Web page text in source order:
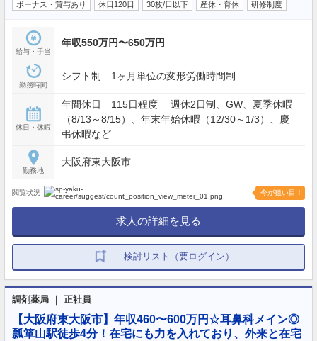
ボーナス・賞与あり
休日120日 30枚/日以下 産休・育休 研修制度
給与・手当
年収550万円〜650万円
勤務時間
シフト制 1ヶ月単位の変形労働時間制
休日・休暇
年間休日 115日程度 週休2日制、GW、夏季休暇
（8/13～8/15）、年末年始休暇（12/30～1/3）、慶
弔休暇など
勤務地
大阪府東大阪市
閲覧状況 今が狙い目！
求人の詳細を見る
検討リスト（要ログイン）
調剤薬局 ｜ 正社員
【大阪府東大阪市】年収460〜600万円☆耳鼻科メイン◎
瓢箪山駅徒歩4分！在宅にも力を入れており、外来と在宅